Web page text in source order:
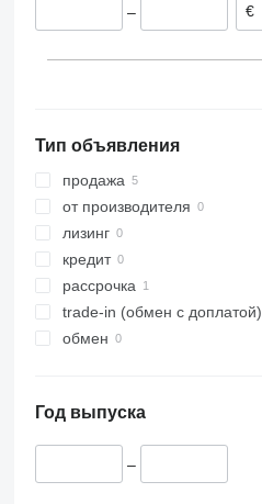
–
Тип объявления
продажа
от производителя
лизинг
кредит
рассрочка
trade-in (обмен с доплатой)
обмен
Год выпуска
–